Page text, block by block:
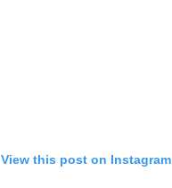
View this post on Instagram